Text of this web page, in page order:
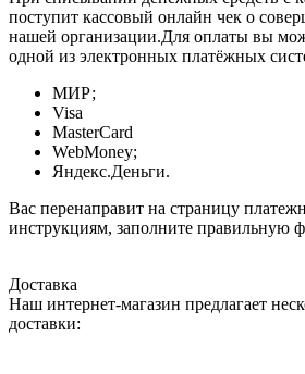
поступит кассовый онлайн чек о
нашей организации.Для оплаты вы
одной из электронных платёжных
МИР;
Visa
MasterCard
WebMoney;
Яндекс.Деньги.
Вас перенаправит на страницу
инструкциям, заполните правильную
Доставка
Наш интернет-магазин предлагает
доставки: